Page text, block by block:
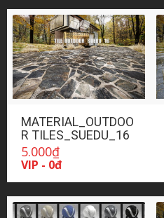
MATERIAL_OUTDOO
R TILES_SUEDU_16
5.000₫
VIP - 0đ